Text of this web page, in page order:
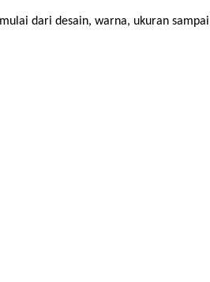
dari desain, warna, ukuran